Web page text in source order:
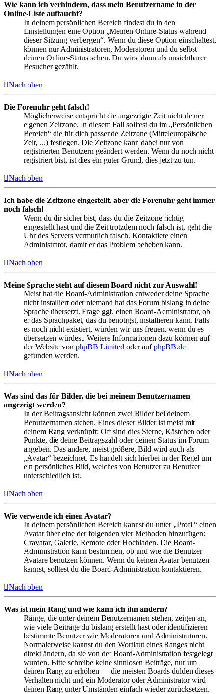
Wie kann ich verhindern, dass mein Benutzername in der
Online-Liste auftaucht?
In deinem persönlichen Bereich findest du in den
Einstellungen eine Option „Meinen Online-Status während
dieser Sitzung verbergen“. Wenn du diese Option einschaltest,
können nur Administratoren, Moderatoren und du selbst
deinen Online-Status sehen. Du wirst dann als unsichtbarer
Besucher gezählt.
Nach oben
Die Forenuhr geht falsch!
Möglicherweise entspricht die angezeigte Zeit nicht deiner
eigenen Zeitzone. In diesem Fall solltest du im „Persönlichen
Bereich“ die für dich passende Zeitzone (Mitteleuropäische
Zeit, ...) festlegen. Die Zeitzone kann dabei nur von
registrierten Benutzern geändert werden. Wenn du noch nicht
registriert bist, ist dies ein guter Grund, dies jetzt zu tun.
Nach oben
Ich habe die Zeitzone eingestellt, aber die Forenuhr geht immer
noch falsch!
Wenn du dir sicher bist, dass du die Zeitzone richtig
eingestellt hast und die Zeit trotzdem noch falsch ist, geht die
Uhr des Servers vermutlich falsch. Kontaktiere einen
Administrator, damit er das Problem beheben kann.
Nach oben
Meine Sprache steht auf diesem Board nicht zur Auswahl!
Meist hat die Board-Administration entweder deine Sprache
nicht installiert oder niemand hat das Forum bislang in deine
Sprache übersetzt. Frage ggf. einen Board-Administrator, ob
er das Sprachpaket, das du benötigst, installieren kann. Falls
es noch nicht existiert, würden wir uns freuen, wenn du es
übersetzen würdest. Weitere Informationen dazu können auf
der Website von phpBB Limited oder aufphpBB.de
gefunden werden.
Nach oben
Was sind das für Bilder, die bei meinem Benutzernamen
angezeigt werden?
In der Beitragsansicht können zwei Bilder bei deinem
Benutzernamen stehen. Eines dieser Bilder ist meist mit
deinem Rang verknüpft: Oft sind dies Sterne, Kästchen oder
Punkte, die deine Beitragszahl oder deinen Status im Forum
angeben. Das andere, meist größere, Bild wird auch als
„Avatar“ bezeichnet. Es handelt sich hierbei in der Regel um
ein persönliches Bild, welches von Benutzer zu Benutzer
unterschiedlich ist.
Nach oben
Wie verwende ich einen Avatar?
In deinem persönlichen Bereich kannst du unter „Profil“ einen
Avatar über eine der folgenden vier Methoden hinzufügen:
Gravatar, Galerie, Remote oder Hochladen. Die Board-
Administration kann bestimmen, ob und wie die Benutzer
Avatare benutzen können. Wenn du keinen Avatar benutzen
kannst, solltest du die Board-Administration kontaktieren.
Nach oben
Was ist mein Rang und wie kann ich ihn ändern?
Ränge, die unter deinem Benutzernamen stehen, zeigen an,
wie viele Beiträge du bislang erstellt hast oder identifizieren
bestimmte Benutzer wie Moderatoren und Administratoren.
Normalerweise kannst du den Wortlaut eines Ranges nicht
direkt ändern, da sie von der Board-Administration festgelegt
wurden. Bitte schreibe keine sinnlosen Beiträge, nur um
deinen Rang zu erhöhen — die meisten Boards dulden dieses
Verhalten nicht und ein Moderator oder Administrator wird
deinen Rang unter Umständen einfach wieder zurücksetzen.